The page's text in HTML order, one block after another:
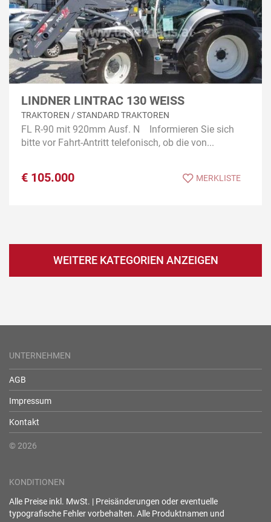
LINDNER LINTRAC 130 WEISS
TRAKTOREN / STANDARD TRAKTOREN
FL R-90 mit 920mm Ausf. N Informieren Sie sich
bitte vor Fahrt-Antritt telefonisch, ob die von...
€ 105.000 MERKLISTE
WEITERE KATEGORIEN ANZEIGEN
UNTERNEHMEN
AGB
Impressum
Kontakt
© 2026
KONDITIONEN
Alle Preise inkl. MwSt. | Preisänderungen oder eventuelle
typografische Fehler vorbehalten. Alle Produktnamen und